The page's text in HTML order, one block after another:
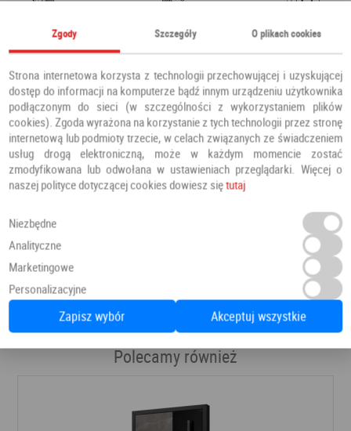
Polecamy również
Zgody Szczegóły O plikach cookies
Strona internetowa korzysta z technologii przechowującej i uzyskującej
dostęp do informacji na komputerze bądź innym urządzeniu użytkownika
podłączonym do sieci (w szczególności z wykorzystaniem plików
cookies). Zgoda wyrażona na korzystanie z tych technologii przez stronę
internetową lub podmioty trzecie, w celach związanych ze świadczeniem
usług drogą elektroniczną, może w każdym momencie zostać
zmodyfikowana lub odwołana w ustawieniach przeglądarki. Więcej o
naszej polityce dotyczącej cookies dowiesz siętutaj
Niezbędne
Analityczne
Marketingowe
Personalizacyjne
Zapisz wybór Akceptuj wszystkie